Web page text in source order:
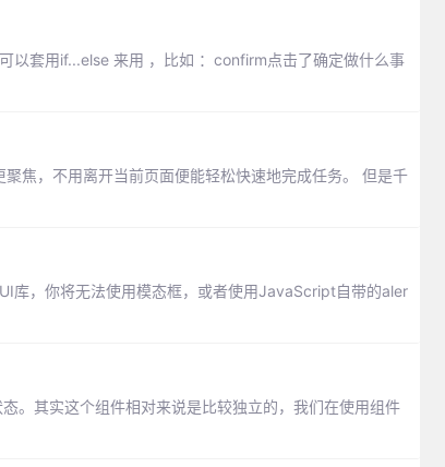
以套用if...else 来用 ，比如 ：confirm点击了确定做什么事
焦，不用离开当前页面便能轻松快速地完成任务。 但是千
库，你将无法使用模态框，或者使用JavaScript自带的aler
。其实这个组件相对来说是比较独立的，我们在使用组件